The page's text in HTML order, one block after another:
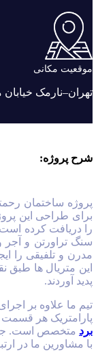
موقعیت مکانی
تهران–نارمک خیابان
شرح پروژه:
پروژه ساختمان رحمتی در
برای طراحی این
را دریافت کرده
سنگ تراورتن و
مدرن و تلفیقی را
این متریال ها طبق
پدید آوردند.
تیم ما علاوه بر
پارامتریک هر قسمت
برد متخصص است.
با مشاورین ما در